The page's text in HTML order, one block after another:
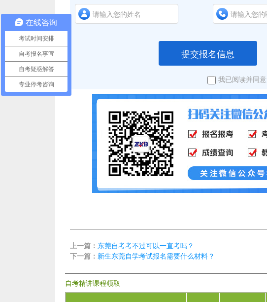
提交报名信息
我已阅读并同意
上一篇： 东莞自考考不过可以一直考吗？
下一篇： 新生东莞自学考试报名需要什么材料？
自考精讲课程领取
在线咨询
考试时间安排
自考报名事宜
自考疑惑解答
专业停考咨询